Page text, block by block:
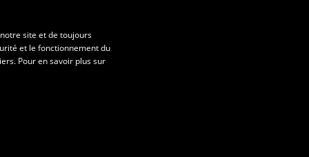
site et de toujours
et le fonctionnement du
Pour en savoir plus sur